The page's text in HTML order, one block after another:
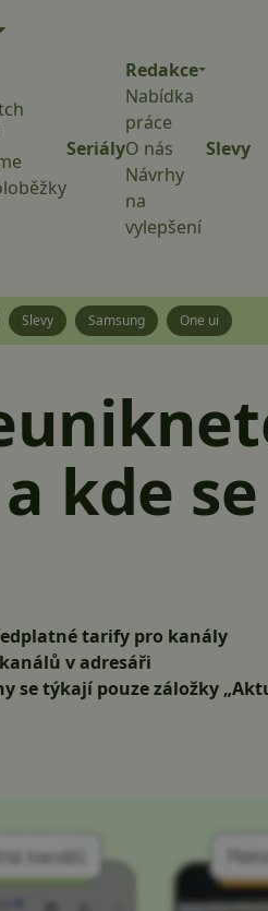
Seriály
Redakce
Nabídka
práce
O nás
Návrhy
na
vylepšení
Slevy
Slevy Samsung One ui
kde
tarify pro kanály
v adresáři
se týkají pouze záložky